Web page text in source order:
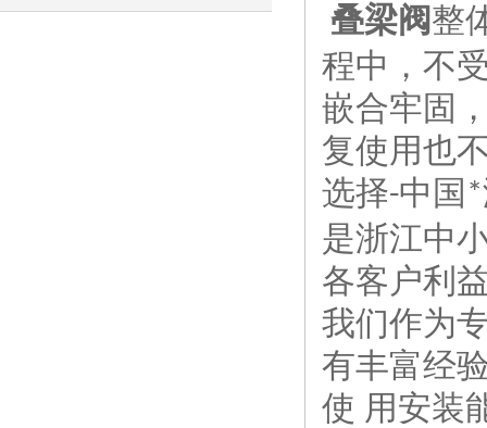
叠梁阀整
程中，不
嵌合牢固
复使用也
选择-中国 *
是浙江中
各客户利
我们作为
有丰富经
使 用安装